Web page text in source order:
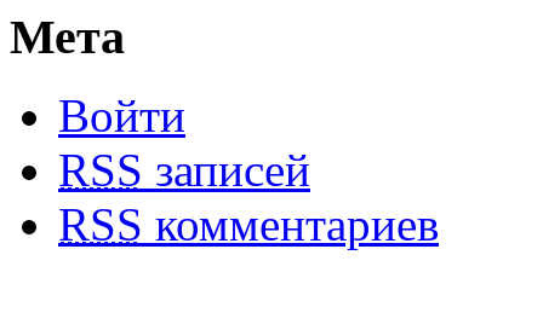
Мета
Войти
RSS записей
RSS комментариев